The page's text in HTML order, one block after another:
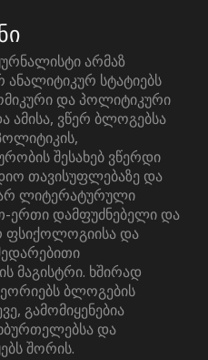
არმაზ
ანალიტიკურ სტატიებს
და პოლიტიკური
ამისა, ვწერ ბლოგებსა
შესახებ ვწერდი
თავისუფლებაზე და
ლიტერატურული
ერთი დამფუძნებელი და
ფსიქოლოგიისა და
მაგისტრი. ხშირად
ბლოგების
გამომიყენებია
და
შორის.